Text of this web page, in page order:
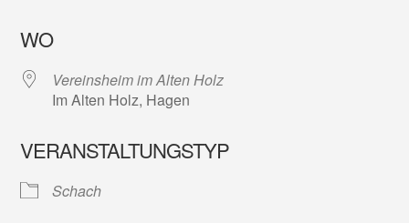
WO
Vereinsheim im Alten Holz
Im Alten Holz, Hagen
VERANSTALTUNGSTYP
Schach